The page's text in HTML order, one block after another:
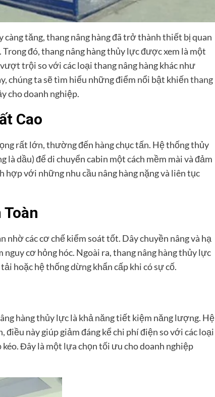
càng tăng, thang nâng hàng đã trở thành thiết bị quan
đó, thang nâng hàng thủy lực được xem là một
trội so với các loại thang nâng hàng khác như
chúng ta sẽ tìm hiểu những điểm nổi bật khiếnthang
cho doanh nghiệp.
Cao
rất lớn, thường đến hàng chục tấn. Hệ thống thủy
dầu) để di chuyển cabin một cách mềm mài và đảm
với những nhu cầu nâng hàng nặng và liên tục
nhờ các cơ chế kiểm soát tốt. Dây chuyền nâng và hạ
cơ hỏng hóc. Ngoài ra, thang nâng hàng thủy lực
hoặc hệ thống dừng khẩn cấp khi có sự cố.
hàng thủy lực là khả năng tiết kiệm năng lượng. Hệ
này giúp giảm đáng kể chi phí điện so với các loại
Đây là một lựa chọn tối ưu cho doanh nghiệp